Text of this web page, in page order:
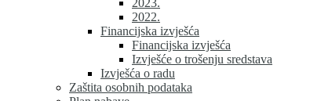
2023.
2022.
Financijska izvješća
Financijska izvješća
Izvješće o trošenju sredstava
Izvješća o radu
Zaštita osobnih podataka